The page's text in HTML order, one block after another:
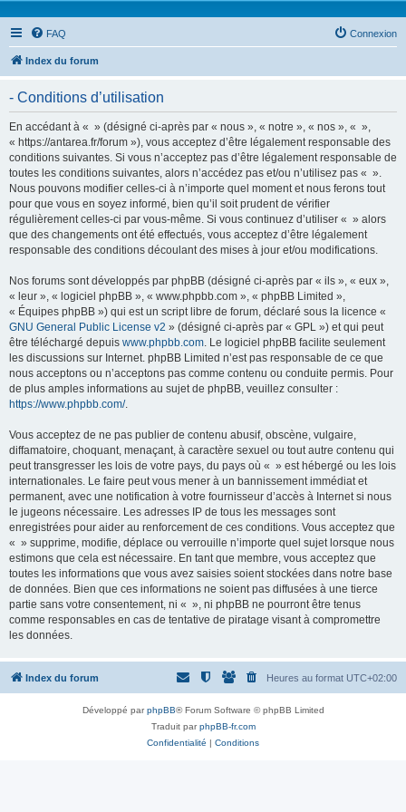
FAQ Connexion
Index du forum
- Conditions d’utilisation
En accédant à « » (désigné ci-après par « nous », « notre », « nos », « »,
« https://antarea.fr/forum »), vous acceptez d’être légalement responsable des
conditions suivantes. Si vous n’acceptez pas d’être légalement responsable de
toutes les conditions suivantes, alors n’accédez pas et/ou n’utilisez pas « ».
Nous pouvons modifier celles-ci à n’importe quel moment et nous ferons tout
pour que vous en soyez informé, bien qu’il soit prudent de vérifier
régulièrement celles-ci par vous-même. Si vous continuez d’utiliser « » alors
que des changements ont été effectués, vous acceptez d’être légalement
responsable des conditions découlant des mises à jour et/ou modifications.
Nos forums sont développés par phpBB (désigné ci-après par « ils », « eux »,
« leur », « logiciel phpBB », « www.phpbb.com », « phpBB Limited »,
« Équipes phpBB ») qui est un script libre de forum, déclaré sous la licence «
GNU General Public License v2 » (désigné ci-après par « GPL ») et qui peut
être téléchargé depuis www.phpbb.com. Le logiciel phpBB facilite seulement
les discussions sur Internet. phpBB Limited n’est pas responsable de ce que
nous acceptons ou n’acceptons pas comme contenu ou conduite permis. Pour
de plus amples informations au sujet de phpBB, veuillez consulter :
https://www.phpbb.com/.
Vous acceptez de ne pas publier de contenu abusif, obscène, vulgaire,
diffamatoire, choquant, menaçant, à caractère sexuel ou tout autre contenu qui
peut transgresser les lois de votre pays, du pays où « » est hébergé ou les lois
internationales. Le faire peut vous mener à un bannissement immédiat et
permanent, avec une notification à votre fournisseur d’accès à Internet si nous
le jugeons nécessaire. Les adresses IP de tous les messages sont
enregistrées pour aider au renforcement de ces conditions. Vous acceptez que
« » supprime, modifie, déplace ou verrouille n’importe quel sujet lorsque nous
estimons que cela est nécessaire. En tant que membre, vous acceptez que
toutes les informations que vous avez saisies soient stockées dans notre base
de données. Bien que ces informations ne soient pas diffusées à une tierce
partie sans votre consentement, ni « », ni phpBB ne pourront être tenus
comme responsables en cas de tentative de piratage visant à compromettre
les données.
Index du forum Heures au format UTC+02:00
Développé parphpBB® Forum Software © phpBB Limited
Traduit parphpBB-fr.com
Confidentialité | Conditions